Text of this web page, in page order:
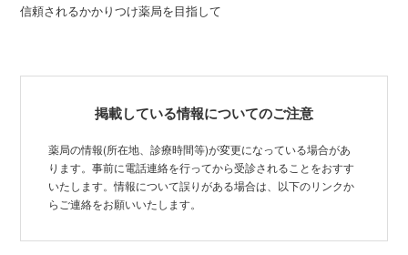
信頼されるかかりつけ薬局を目指して
掲載している情報についてのご注意
薬局の情報(所在地、診療時間等)が変更になっている場合があ
ります。事前に電話連絡を行ってから受診されることをおすす
いたします。情報について誤りがある場合は、以下のリンクか
らご連絡をお願いいたします。